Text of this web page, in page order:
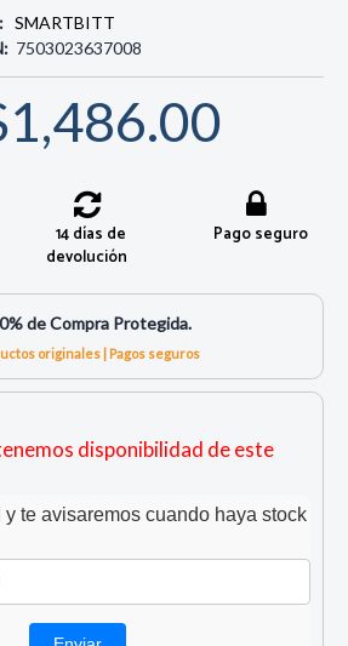
SMARTBITT
7503023637008
14 días de
devolución
Pago seguro
de Compra Protegida.
originales | Pagos seguros
disponibilidad de este
y te avisaremos cuando haya stock